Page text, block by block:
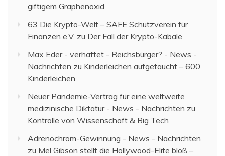
giftigem Graphenoxid
63 Die Krypto-Welt – SAFE Schutzverein für
Finanzen e.V. zu Der Fall der Krypto-Kabale
Max Eder - verhaftet - Reichsbürger? - News -
Nachrichten zu Kinderleichen aufgetaucht – 600
Kinderleichen
Neuer Pandemie-Vertrag für eine weltweite
medizinische Diktatur - News - Nachrichten zu
Kontrolle von Wissenschaft & Big Tech
Adrenochrom-Gewinnung - News - Nachrichten
zu Mel Gibson stellt die Hollywood-Elite bloß –